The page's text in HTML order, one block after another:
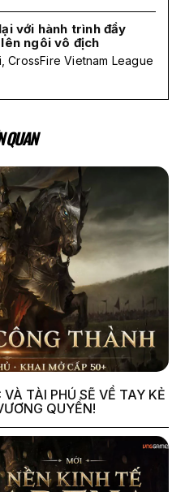
với hành trình đầy
ngôi vô địch
CrossFire Vietnam League
QUAN
TÀI PHÚ SẼ VỀ TAY KẺ
QUYỀN!